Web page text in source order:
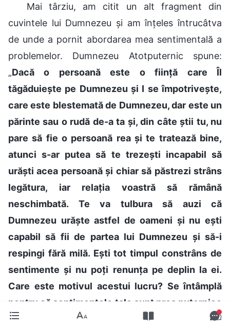
Mai târziu, am citit un alt fragment din
cuvintele lui Dumnezeu și am înțeles întrucâtva
de unde a pornit abordarea mea sentimentală a
problemelor. Dumnezeu Atotputernic spune:
„Dacă o persoană este o ființă care Îl
tăgăduiește pe Dumnezeu și I se împotrivește,
care este blestemată de Dumnezeu, dar este un
părinte sau o rudă de-a ta și, din câte știi tu, nu
pare să fie o persoană rea și te tratează bine,
atunci s-ar putea să te trezești incapabil să
urăști acea persoană și chiar să păstrezi strâns
legătura, iar relația voastră să rămână
neschimbată. Te va tulbura să auzi că
Dumnezeu urăște astfel de oameni și nu ești
capabil să fii de partea lui Dumnezeu și să-i
respingi fără milă. Ești tot timpul constrâns de
sentimente și nu poți renunța pe deplin la ei.
Care este motivul acestui lucru? Se întâmplă
pentru că sentimentele tale sunt prea puternice
și te împiedică să practici adevărul. Acea